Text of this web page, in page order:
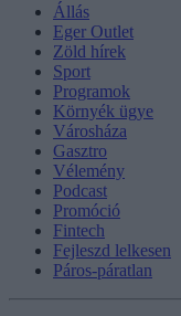
Állás
Eger Outlet
Zöld hírek
Sport
Programok
Környék ügye
Városháza
Gasztro
Vélemény
Podcast
Promóció
Fintech
Fejleszd lelkesen
Páros-páratlan